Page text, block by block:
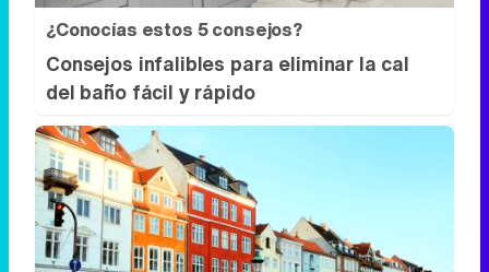
¿Conocías estos 5 consejos?
Consejos infalibles para eliminar la cal
del baño fácil y rápido